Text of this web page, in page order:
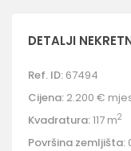
DETALJI
Ref. ID: 67494
Cijena: 2.200 €
Kvadratura:117 m2
Površina zemljišta: